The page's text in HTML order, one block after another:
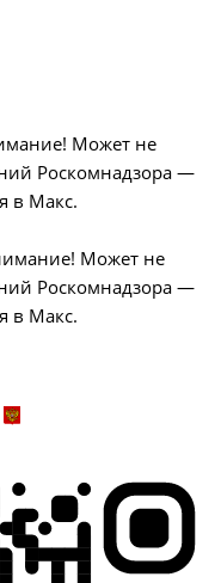
Может не
Роскомнадзора —
в Макс.
Может не
Роскомнадзора —
в Макс.